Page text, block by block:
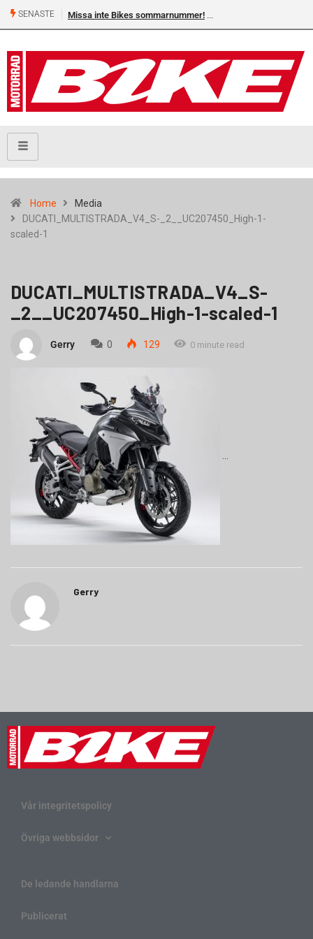
SENASTE Missa inte Bikes sommarnummer!
Home
Media
DUCATI_MULTISTRADA_V4_S-_2__UC207450_High-1-
scaled-1
DUCATI_MULTISTRADA_V4_S-
_2__UC207450_High-1-scaled-1
Gerry 0 129 0 minute read
Gerry
Vår integritetspolicy
Övriga webbsidor
De ledande handlarna
Publicerat